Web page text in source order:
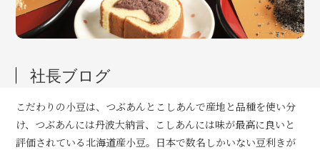
社長ブログ
こだわりの小豆は、つぶあんとこしあんで産地と品種を使い分
け、つぶあんには丹波大納言、こしあんには味が最高に良いと
評価されている北海道産小豆。日本で数名しかいない豆利きが